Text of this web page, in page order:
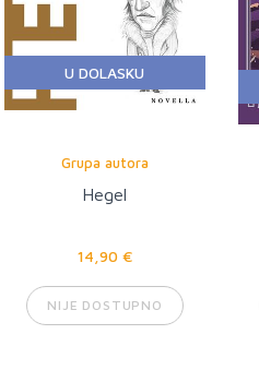
U DOLASKU
Grupa autora
Hegel
14,90 €
NIJE DOSTUPNO